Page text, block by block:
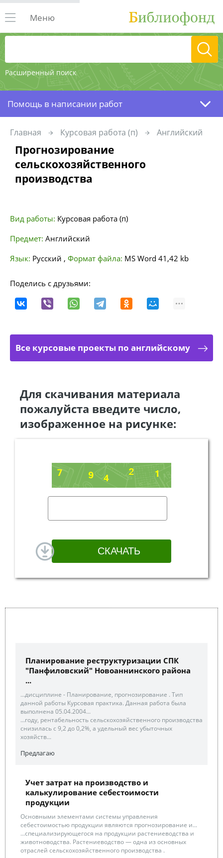
Расширенный поиск
Меню
Помощь в написании работ
Главная Курсовая работа (п) Английский
Прогнозирование
сельскохозяйственного
производства
Вид работы: Курсовая работа (п)
Предмет: Английский
Язык: Русский , Формат файла: MS Word 41,42 kb
Поделись с друзьями:
Все курсовые проекты по английскому
Для скачивания материала
пожалуйста введите число,
изображенное на рисунке:
Планирование реструктуризации СПК
"Панфиловский" Новоаннинского района
...
...дисциплине - Планирование, прогнозирование . Тип
данной работы Курсовая практика. Данная работа была
выполнена 05.04.2004...
...году, рентабельность сельскохозяйственного производства
снизилась с 9,2 до 0,2%, а удельный вес убыточных
хозяйств...
Предлагаю
Учет затрат на производство и
калькулирование себестоимости
продукции
Основными элементами системы управления
себестоимостью продукции являются прогнозирование и...
...специализирующегося на продукции растениеводства и
животноводства. Растениеводство — одна из основных
отраслей сельскохозяйственного производства .